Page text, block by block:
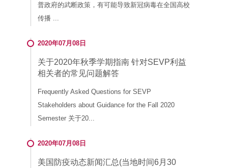
普政府的武断政策，有可能导致新冠病毒在全国高校
传播 ...
2020年07月08日
关于2020年秋季学期指南 针对SEVP利益
相关者的常见问题解答
Frequently Asked Questions for SEVP
Stakeholders about Guidance for the Fall 2020
Semester 关于20...
2020年07月08日
美国防疫动态新闻汇总(当地时间6月30